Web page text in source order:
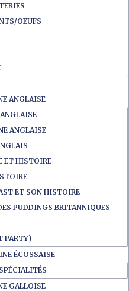
OEUFS
ANGLAISE
ANGLAISE
ET HISTOIRE
ET SON HISTOIRE
PUDDINGS BRITANNIQUES
PARTY)
ÉCOSSAISE
GALLOISE